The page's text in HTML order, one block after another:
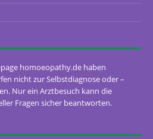
homoeopathy.de haben
nicht zur Selbstdiagnose oder –
Nur ein Arztbesuch kann die
Fragen sicher beantworten.